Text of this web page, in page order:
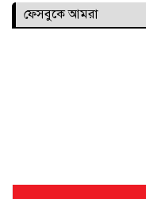
ফেসবুকে আমরা